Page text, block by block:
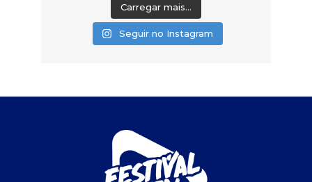
Carregar mais...
Seguir no Instagram